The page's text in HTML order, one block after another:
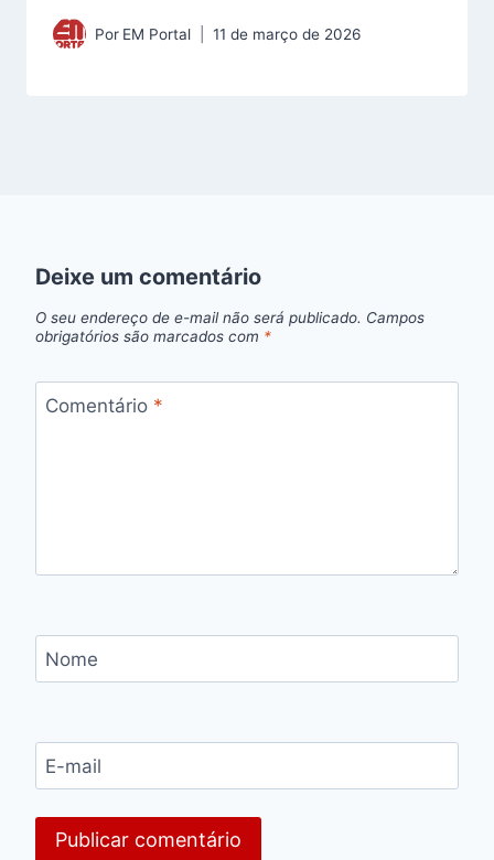
Por EM Portal 11 de março de 2026
Deixe um comentário
O seu endereço de e-mail não será publicado. Campos
obrigatórios são marcados com *
Comentário *
Nome
E-mail